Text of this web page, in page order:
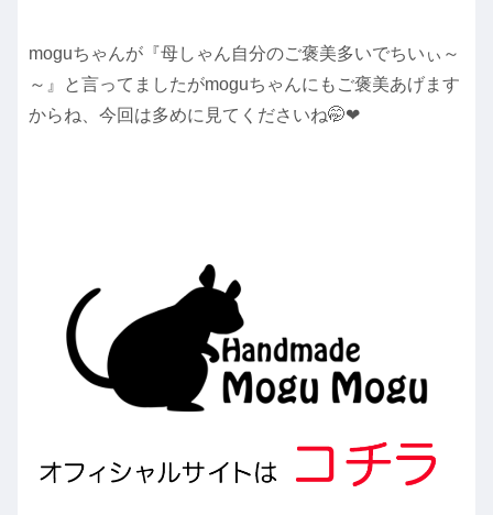
moguちゃんが『母しゃん自分のご褒美多いでちいぃ～
～』と言ってましたがmoguちゃんにもご褒美あげます
からね、今回は多めに見てくださいね🤭❤